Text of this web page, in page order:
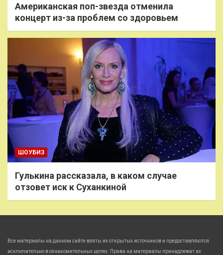
Американская поп-звезда отменила
концерт из-за проблем со здоровьем
ШОУБИЗ
Гулькина рассказала, в каком случае
отзовет иск к Суханкиной
Все материалы на данном сайте взяты из открытых источников и предоставляются
исключительно в ознакомительных целях. Права на материалы принадлежат их